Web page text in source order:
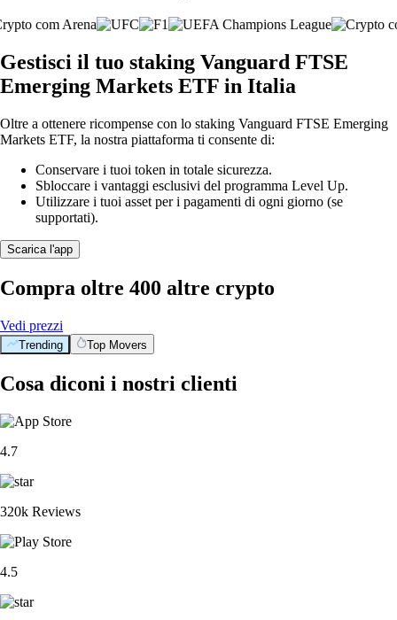
Gestisci il tuo staking Vanguard FTSE
Emerging Markets ETF in Italia
Oltre a ottenere ricompense con lo staking Vanguard FTSE Emerging
Markets ETF, la nostra piattaforma ti consente di:
Conservare i tuoi token in totale sicurezza.
Sbloccare i vantaggi esclusivi del programma Level Up.
Utilizzare i tuoi asset per i pagamenti di ogni giorno (se
supportati).
Scarica l'app
Compra oltre 400 altre crypto
Vedi prezzi
Trending Top Movers
Cosa diconi i nostri clienti
4.7
320k Reviews
4.5